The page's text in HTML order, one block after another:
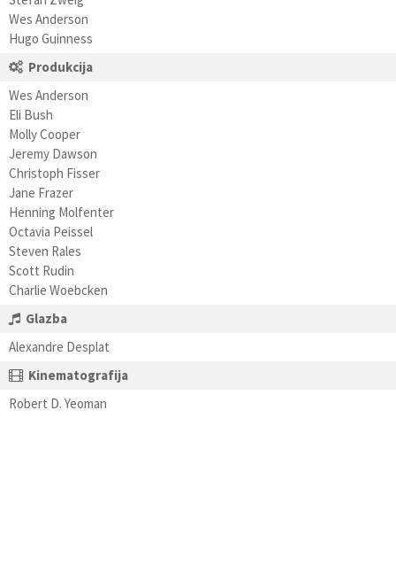
Wes Anderson
Hugo Guinness
Produkcija
Wes Anderson
Eli Bush
Molly Cooper
Jeremy Dawson
Christoph Fisser
Jane Frazer
Henning Molfenter
Octavia Peissel
Steven Rales
Scott Rudin
Charlie Woebcken
Glazba
Alexandre Desplat
Kinematografija
Robert D. Yeoman